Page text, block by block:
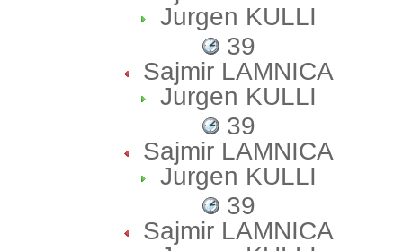
Jurgen KULLI
39
Sajmir LAMNICA
Jurgen KULLI
39
Sajmir LAMNICA
Jurgen KULLI
39
Sajmir LAMNICA